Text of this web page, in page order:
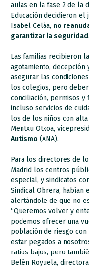
aulas en la fase 2 de la
Educación decidieron
Isabel Celáa, no
garantizar la seguridad.
Las familias recibieron
agotamiento, decepción
asegurar las
los colegios, pero
conciliación, permisos y
incluso servicios de
los de los niños con
Mentxu Otxoa,
Autismo (ANA).
Para los directores de
Madrid los centros
especial, y sindicatos
Sindical Obrera, habían
alertándole de que no
“Queremos volver y
podemos ofrecer una
población de riesgo con
estar pegados a
ratios bajos, pero
Belén Royuela,